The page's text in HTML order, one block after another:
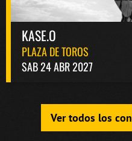
KASE.O
PLAZA DE TOROS
SAB 24 ABR 2027
Ver todos los